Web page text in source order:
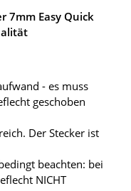
7mm Easy Quick
- es muss
geschoben
Der Stecker ist
beachten: bei
NICHT